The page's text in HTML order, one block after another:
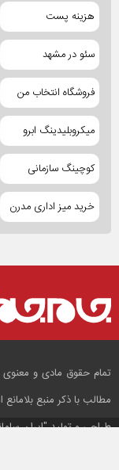
هزینه پست
سئو در مشهد
فروشگاه انتخاب من
میکروبلیدینگ ابرو
کوچینگ سازمانی
خرید میز اداری مدرن
تمام حقوق مادی و
مطالب با ذکر منبع
طراحی و تولید"ایران